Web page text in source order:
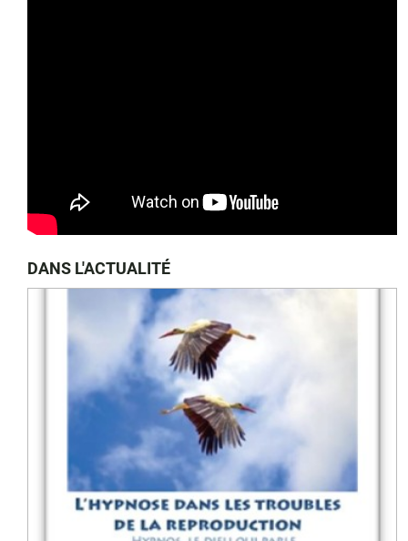
DANS L'ACTUALITÉ